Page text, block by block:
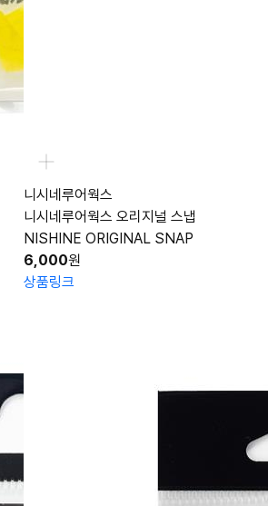
니시네루어웍스
니시네루어웍스 오리지널 스냅
NISHINE ORIGINAL SNAP
6,000원
상품링크